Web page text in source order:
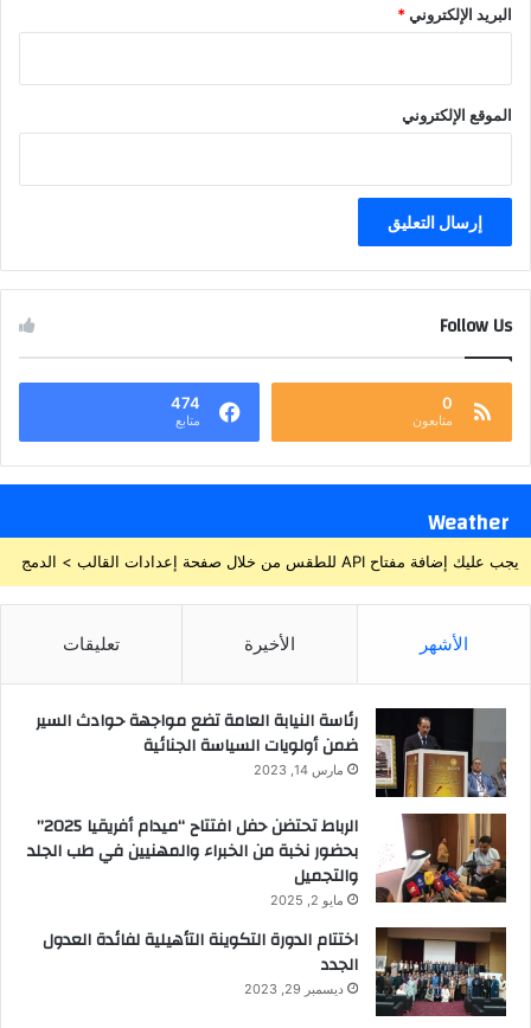
البريد الإلكتروني*
الموقع الإلكتروني
Follow Us
0
متابعون
474
متابع
Weather
يجب عليك إضافة مفتاح API للطقس من خلال صفحة إعدادات القالب > الدمج
الأشهر الأخيرة تعليقات
رئاسة النيابة العامة تضع مواجهة حوادث السير
ضمن أولويات السياسة الجنائية
مارس 14, 2023
الرباط تحتضن حفل افتتاح “ميدام أفريقيا 2025”
بحضور نخبة من الخبراء والمهنيين في طب الجلد
والتجميل
مايو 2, 2025
اختتام الدورة التكوينة التأهيلية لفائدة العدول
الجدد
ديسمبر 29, 2023